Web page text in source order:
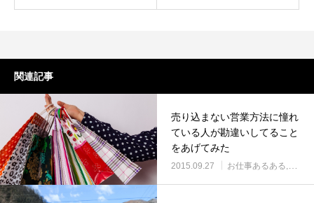
関連記事
売り込まない営業方法に憧れ
ている人が勘違いしてること
をあげてみた
2015.09.27 お仕事あるある